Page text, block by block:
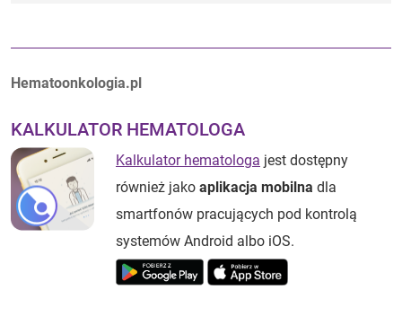
Autorzy:
Hematoonkologia.pl
KALKULATOR HEMATOLOGA
Kalkulator hematologa jest dostępny
również jako aplikacja mobilna dla
smartfonów pracujących pod kontrolą
systemów Android albo iOS.